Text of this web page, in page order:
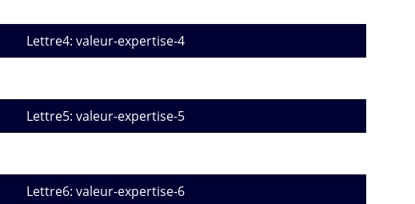
Lettre4: valeur-expertise-4
Lettre5: valeur-expertise-5
Lettre6: valeur-expertise-6